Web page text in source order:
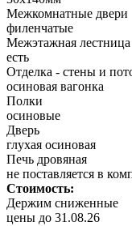
Межкомнатные двери
филенчатые
Межэтажная лестница
есть
Отделка - стены и
осиновая вагонка
Полки
осиновые
Дверь
глухая осиновая
Печь дровяная
не поставляется в
Стоимость:
Держим сниженные
цены до 31.08.26